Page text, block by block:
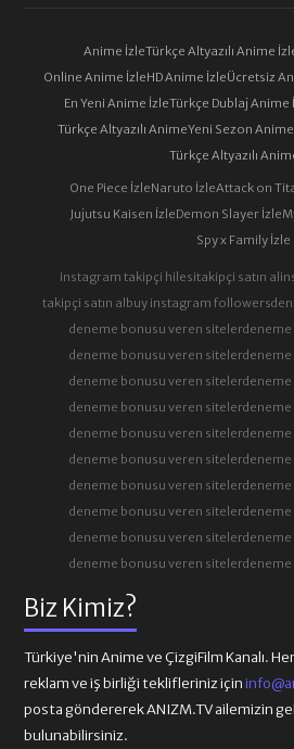
Biz Kimiz?
Türkiye'nin Anime ve ÇizgiFilm Kanalı.
reklam ve iş birliği teklifleriniz için
posta göndererek ANIZM.TV ailemizin
bulunabilirsiniz.
Anime İzleTürkçe Altyazılı Anime
Online Anime İzleHD Anime İzleÜcretsiz
En Yeni Anime İzleTürkçe Dublaj Anime
Türkçe Altyazılı AnimeYeni Sezon
Türkçe Altyazılı
One Piece İzleNaruto İzleAttack on
Jujutsu Kaisen İzleDemon Slayer İzle
Spy x Family İzle
instagram takipçi hilesitakipçi satın al
takipçi satın al buy instagram followers
deneme bonusu veren siteler
deneme bonusu veren siteler
deneme bonusu veren siteler
deneme bonusu veren siteler
deneme bonusu veren siteler
deneme bonusu veren siteler
deneme bonusu veren siteler
deneme bonusu veren siteler
deneme bonusu veren siteler
deneme bonusu veren siteler